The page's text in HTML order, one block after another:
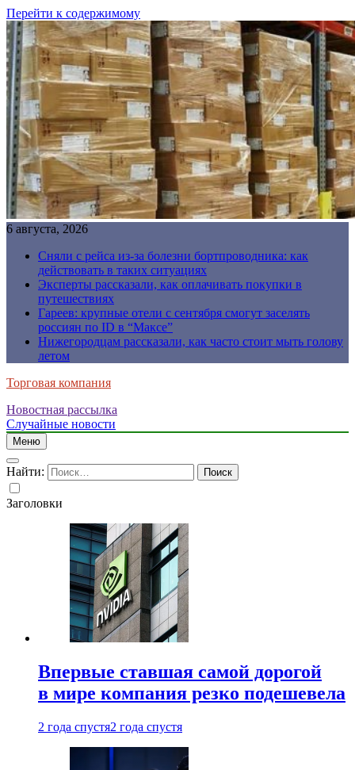
Перейти к содержимому
6 августа, 2026
Сняли с рейса из-за болезни бортпроводника: как
действовать в таких ситуациях
Эксперты рассказали, как оплачивать покупки в
путешествиях
Гареев: крупные отели с сентября смогут заселять
россиян по ID в “Максе”
Нижегородцам рассказали, как часто стоит мыть голову
летом
Торговая компания
Новостная рассылка
Случайные новости
Меню
Найти:
Заголовки
Впервые ставшая самой дорогой
в мире компания резко подешевела
2 года спустя2 года спустя